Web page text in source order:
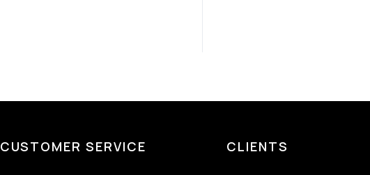
CUSTOMER SERVICE CLIENTS